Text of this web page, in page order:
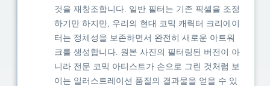
것을 재창조합니다. 일반 필터는 기존 픽셀을 조정
하기만 하지만, 우리의 현대 코믹 캐릭터 크리에이
터는 정체성을 보존하면서 완전히 새로운 아트워
크를 생성합니다. 원본 사진의 필터링된 버전이 아
니라 전문 코믹 아티스트가 손으로 그린 것처럼 보
이는 일러스트레이션 품질의 결과물을 얻을 수 있